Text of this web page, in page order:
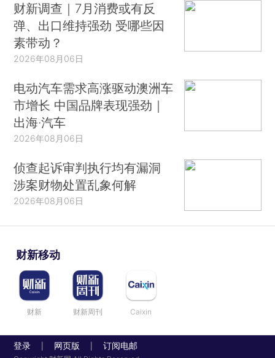
财新调查｜7月消费或有反
弹、出口维持强劲 受哪些因
素带动？
2026年08月06日
电动汽车需求高涨驱动澳洲车
市增长 中国品牌表现强劲｜
出海·汽车
2026年08月06日
侦查起诉审判执行均有漏洞
涉案财物处置乱象何解
2026年08月06日
财新移动
财新 财新周刊 Caixin
登录 网页版 订阅电邮